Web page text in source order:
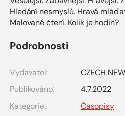
Hledání nesmyslů. Hravá
Malované čtení. Kolik je hodin?
Podrobnosti
Vydavatel:
CZECH
Publikováno:
4.7.2022
Kategorie:
Časopisy